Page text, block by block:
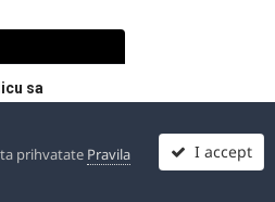
sa
prihvatate Pravila
I accept